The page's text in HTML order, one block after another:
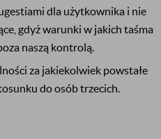
dla użytkownika i nie
gdyż warunki w jakich taśma
naszą kontrolą.
za jakiekolwiek powstałe
do osób trzecich.